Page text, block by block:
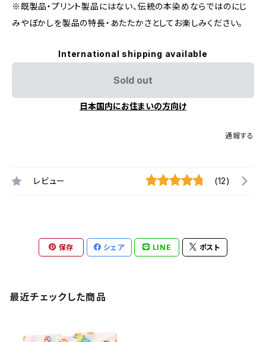
※既製品・プリント製品にはない、伝統の本染めならではのにじ
みやぼかしを製品の特長・あたたかさとしてお楽しみください。
International shipping available
Sold out
日本国内にお住まいの方向け
通報する
レビュー (12)
保存 シェア LINE ポスト
最近チェックした商品